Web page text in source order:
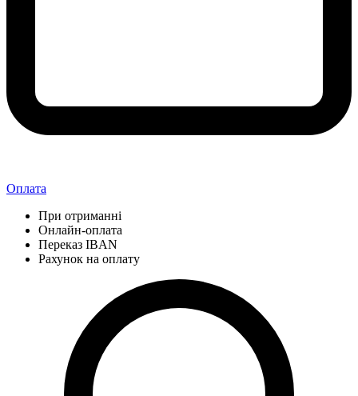
Оплата
При отриманні
Онлайн-оплата
Переказ IBAN
Рахунок на оплату